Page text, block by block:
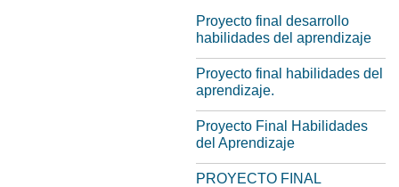
Proyecto final desarrollo
habilidades del aprendizaje
Proyecto final habilidades del
aprendizaje.
Proyecto Final Habilidades
del Aprendizaje
PROYECTO FINAL